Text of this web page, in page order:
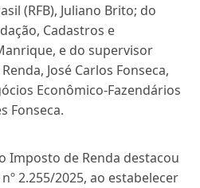
(RFB), Juliano Brito; do
Cadastros e
e do supervisor
José Carlos Fonseca,
Econômico-Fazendários
Fonseca.
Imposto de Renda destacou
2.255/2025, ao estabelecer